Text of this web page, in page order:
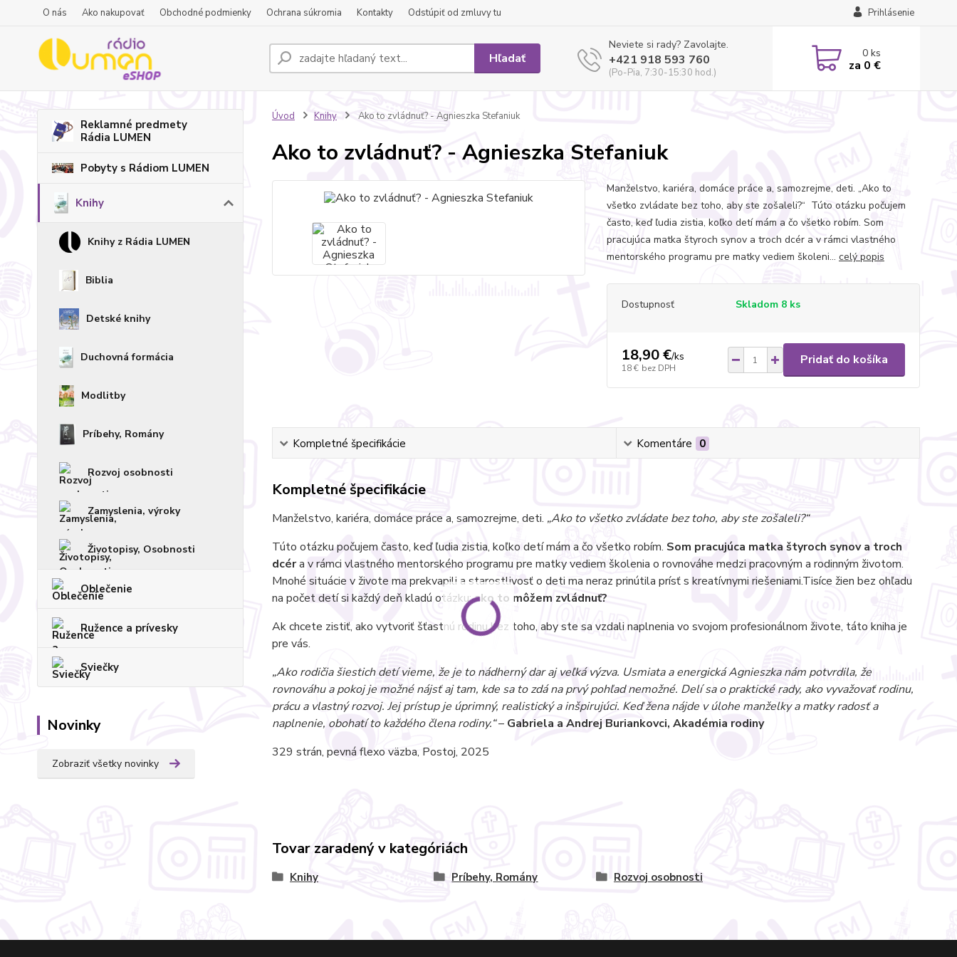
O nás Ako nakupovať Obchodné podmienky Ochrana súkromia Kontakty Odstúpiť od zmluvy tu Prihlásenie
Hľadať
Neviete si rady? Zavolajte.
+421 918 593 760
(Po-Pia, 7:30-15:30 hod.)
0ks
za 0 €
Reklamné predmety
Rádia LUMEN
Pobyty s Rádiom LUMEN
Knihy
Knihy z Rádia LUMEN
Biblia
Detské knihy
Duchovná formácia
Modlitby
Príbehy, Romány
Rozvoj osobnosti
Zamyslenia, výroky
Životopisy, Osobnosti
Oblečenie
Ružence a prívesky
Sviečky
Novinky
Zobraziť všetky novinky
Úvod Knihy Ako to zvládnuť? - Agnieszka Stefaniuk
Ako to zvládnuť? - Agnieszka Stefaniuk
Manželstvo, kariéra, domáce práce a, samozrejme, deti. „Ako to
všetko zvládate bez toho, aby ste zošaleli?“ Túto otázku počujem
často, keď ľudia zistia, koľko detí mám a čo všetko robím. Som
pracujúca matka štyroch synov a troch dcér a v rámci vlastného
mentorského programu pre matky vediem školeni... celý popis
Dostupnosť Skladom 8 ks
18,90 €/ks
18 € bez DPH
Pridať do košíka
Kompletné špecifikácie Komentáre 0
Kompletné špecifikácie
Manželstvo, kariéra, domáce práce a, samozrejme, deti. „Ako to všetko zvládate bez toho, aby ste zošaleli?“
Túto otázku počujem často, keď ľudia zistia, koľko detí mám a čo všetko robím. Som pracujúca matka štyroch synov a troch
dcéra v rámci vlastného mentorského programu pre matky vediem školenia o rovnováhe medzi pracovným a rodinným životom.
Mnohé situácie v živote ma prekvapili a starostlivosť o deti ma neraz prinútila prísť s kreatívnymi riešeniami.Tisíce žien bez ohľadu
na počet detí si každý deň kladú otázku:ako to môžem zvládnuť?
Ak chcete zistiť, ako vytvoriť šťastnú rodinu bez toho, aby ste sa vzdali naplnenia vo svojom profesionálnom živote, táto kniha je
pre vás.
„Ako rodičia šiestich detí vieme, že je to nádherný dar aj veľká výzva. Usmiata a energická Agnieszka nám potvrdila, že
rovnováhu a pokoj je možné nájsť aj tam, kde sa to zdá na prvý pohľad nemožné. Delí sa o praktické rady, ako vyvažovať rodinu,
prácu a vlastný rozvoj. Jej prístup je úprimný, realistický a inšpirujúci. Keď žena nájde v úlohe manželky a matky radosť a
naplnenie, obohatí to každého člena rodiny.“– Gabriela a Andrej Buriankovci, Akadémia rodiny
329 strán, pevná flexo väzba, Postoj, 2025
Tovar zaradený v kategóriách
Knihy Príbehy, Romány Rozvoj osobnosti